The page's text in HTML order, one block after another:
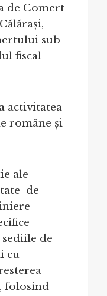
de Comert
sub
fiscal
activitatea
române și
ale
de
de
cu
folosind